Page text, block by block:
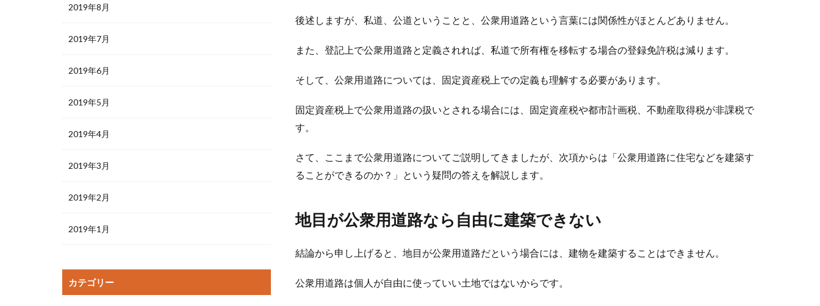
後述しますが、私道、公道ということと、公衆用道路という言葉には関係性がほとんどありません。
また、登記上で公衆用道路と定義されれば、私道で所有権を移転する場合の登録免許税は減ります。
そして、公衆用道路については、固定資産税上での定義も理解する必要があります。
固定資産税上で公衆用道路の扱いとされる場合には、固定資産税や都市計画税、不動産取得税が非課税で
す。
さて、ここまで公衆用道路についてご説明してきましたが、次項からは「公衆用道路に住宅などを建築す
ることができるのか？」という疑問の答えを解説します。
地目が公衆用道路なら自由に建築できない
結論から申し上げると、地目が公衆用道路だという場合には、建物を建築することはできません。
公衆用道路は個人が自由に使っていい土地ではないからです。
2019年8月
2019年7月
2019年6月
2019年5月
2019年4月
2019年3月
2019年2月
2019年1月
カテゴリー